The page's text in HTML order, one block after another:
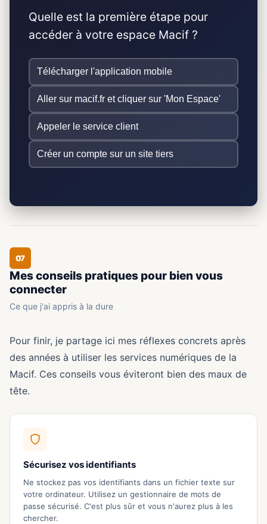
Quelle est la première étape pour
accéder à votre espace Macif ?
Télécharger l'application mobile
Aller sur macif.fr et cliquer sur 'Mon Espace'
Appeler le service client
Créer un compte sur un site tiers
07
Mes conseils pratiques pour bien vous
connecter
Ce que j'ai appris à la dure
Pour finir, je partage ici mes réflexes concrets après
des années à utiliser les services numériques de la
Macif. Ces conseils vous éviteront bien des maux de
tête.
Sécurisez vos identifiants
Ne stockez pas vos identifiants dans un fichier texte sur
votre ordinateur. Utilisez un gestionnaire de mots de
passe sécurisé. C'est plus sûr et vous n'aurez plus à les
chercher.